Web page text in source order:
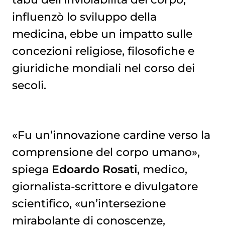
influenzò lo sviluppo della
medicina, ebbe un impatto sulle
concezioni religiose, filosofiche e
giuridiche mondiali nel corso dei
secoli.
«Fu un’innovazione cardine verso la
comprensione del corpo umano»,
spiega Edoardo Rosati, medico,
giornalista-scrittore e divulgatore
scientifico, «un’intersezione
mirabolante di conoscenze,